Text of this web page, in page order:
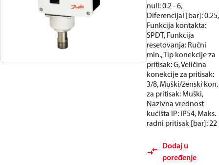
null: 0.2 - 6,
Diferencijal [bar]: 0.25,
Funkcija kontakta:
SPDT, Funkcija
resetovanja: Ručni
min., Tip konekcije za
pritisak: G, Veličina
konekcije za pritisak:
3/8, Muški/ženski kon.
za pritisak: Muški,
Nazivna vrednost
kućišta IP: IP54, Maks.
radni pritisak [bar]: 22
Dodaj u
poređenje